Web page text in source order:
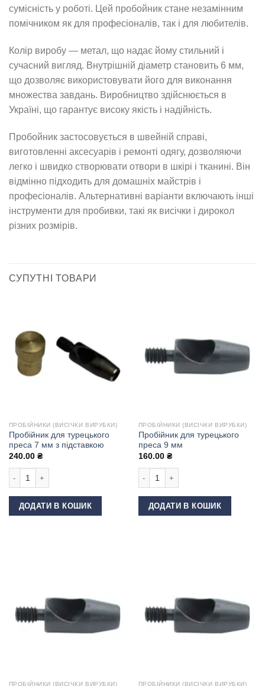
сумісність у роботі. Цей пробойник стане незамінним
помічником як для професіоналів, так і для любителів.
Колір виробу — метал, що надає йому стильний і
сучасний вигляд. Внутрішній діаметр становить 6 мм,
що дозволяє використовувати його для виконання
множества завдань. Виробництво здійснюється в
Україні, що гарантує високу якість і надійність.
Пробойник застосовується в швейній справі,
виготовленні аксесуарів і ремонті одягу, дозволяючи
легко і швидко створювати отвори в шкірі і тканині. Він
відмінно підходить для домашніх майстрів і
професіоналів. Альтернативні варіанти включають інші
інструменти для пробивки, такі як висічки і дирокол
різних розмірів.
СУПУТНІ ТОВАРИ
ПРОБІЙНИКИ (ВИСІЧКИ ВИРУБКИ)
Пробійник для турецького
преса 7 мм з підставкою
240.00 ₴
ДОДАТИ В КОШИК
ПРОБІЙНИКИ (ВИСІЧКИ ВИРУБКИ)
Пробійник для турецького
преса 9 мм
160.00 ₴
ДОДАТИ В КОШИК
ПРОБІЙНИКИ (ВИСІЧКИ ВИРУБКИ) ПРОБІЙНИКИ (ВИСІЧКИ ВИРУБКИ)